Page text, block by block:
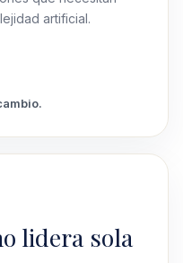
artificial.
lidera sola